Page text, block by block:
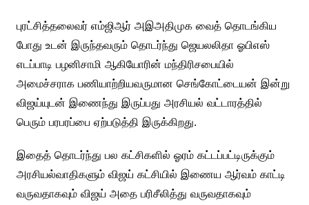
புரட்சித்தலைவர் எம்ஜிஆர் அஇஅதிமுக வைத் தொடங்கிய
போது உடன் இருந்தவரும் தொடர்ந்து ஜெயலலிதா ஓபிஎஸ்
எடப்பாடி பழனிசாமி ஆகியோரின் மந்திரிசபையில்
அமைச்சராக பணியாற்றியவருமான செங்கோட்டையன் இன்று
விஜய்யுடன் இணைந்து இருப்பது அரசியல் வட்டாரத்தில்
பெரும் பரபரப்பை ஏற்படுத்தி இருக்கிறது.
இதைத் தொடர்ந்து பல கட்சிகளில் ஓரம் கட்டப்பட்டிருக்கும்
அரசியல்வாதிகளும் விஜய் கட்சியில் இணைய ஆர்வம் காட்டி
வருவதாகவும் விஜய் அதை பரிசீலித்து வருவதாகவும்